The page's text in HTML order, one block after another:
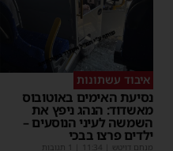
איבוד עשתונות
נסיעת האימים באוטובוס
מאשדוד: הנהג ניפץ את
השמשה לעיני הנוסעים –
ילדים פרצו בבכי
מנחם דויטש 11:34